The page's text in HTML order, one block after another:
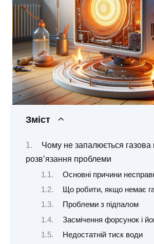
Зміст
Чому не запалюється газова
розв’язання проблеми
Основні причини
Що робити, якщо немає
Проблеми з підпалом
Засмічення форсунок і
Недостатній тиск води